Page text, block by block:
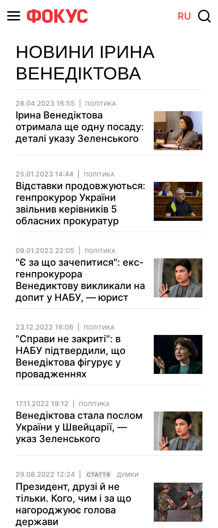
RU
НОВИНИ ІРИНА
ВЕНЕДІКТОВА
28.04.2023 16:55 ПОЛІТИКА
Ірина Венедіктова
отримала ще одну посаду:
деталі указу Зеленського
25.01.2023 14:44 ПОЛІТИКА
Відставки продовжуються:
генпрокурор України
звільнив керівників 5
обласних прокуратур
09.01.2023 22:05 ПОЛІТИКА
"Є за що зачепитися": екс-
генпрокурора
Венедиктову викликали на
допит у НАБУ, — юрист
23.12.2022 16:06 ПОЛІТИКА
"Справи не закриті": в
НАБУ підтвердили, що
Венедіктова фігурує у
провадженнях
17.11.2022 19:12 ПОЛІТИКА
Венедіктова стала послом
України у Швейцарії, —
указ Зеленського
29.08.2022 12:24 СТАТТЯ ДУМКИ
Президент, друзі й не
тільки. Кого, чим і за що
нагороджуює голова
держави